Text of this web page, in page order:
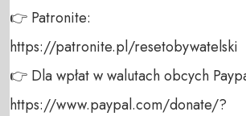
👉 Patronite:
https://patronite.pl/resetobywatelski
👉 Dla wpłat w walutach obcych
https://www.paypal.com/donate/?